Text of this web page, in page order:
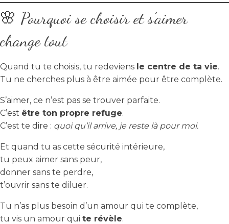
🌸 Pourquoi se choisir et s’aimer
change tout
Quand tu te choisis, tu redeviens le centre de ta vie.
Tu ne cherches plus à être aimée pour être complète.
S’aimer, ce n’est pas se trouver parfaite.
C’est être ton propre refuge.
C’est te dire : quoi qu’il arrive, je reste là pour moi.
Et quand tu as cette sécurité intérieure,
tu peux aimer sans peur,
donner sans te perdre,
t’ouvrir sans te diluer.
Tu n’as plus besoin d’un amour qui te complète,
tu vis un amour qui te révèle.